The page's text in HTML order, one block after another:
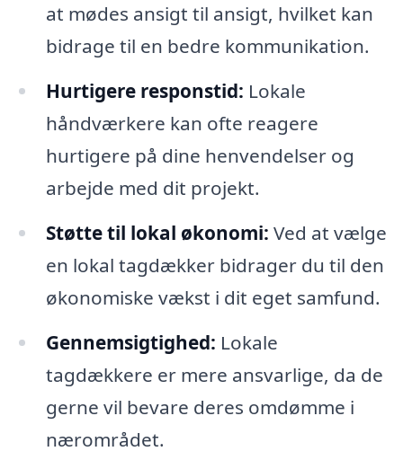
at mødes ansigt til ansigt, hvilket kan
bidrage til en bedre kommunikation.
Hurtigere responstid: Lokale
håndværkere kan ofte reagere
hurtigere på dine henvendelser og
arbejde med dit projekt.
Støtte til lokal økonomi: Ved at vælge
en lokal tagdækker bidrager du til den
økonomiske vækst i dit eget samfund.
Gennemsigtighed: Lokale
tagdækkere er mere ansvarlige, da de
gerne vil bevare deres omdømme i
nærområdet.